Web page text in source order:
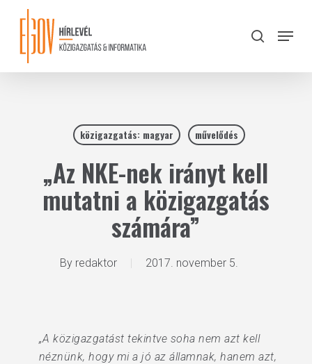
content
search
Menu
közigazgatás: magyar művelődés
„Az NKE-nek irányt kell
mutatni a közigazgatás
számára”
By redaktor 2017. november 5.
„A közigazgatást tekintve soha nem azt kell
néznünk, hogy mi a jó az államnak, hanem azt,
Close